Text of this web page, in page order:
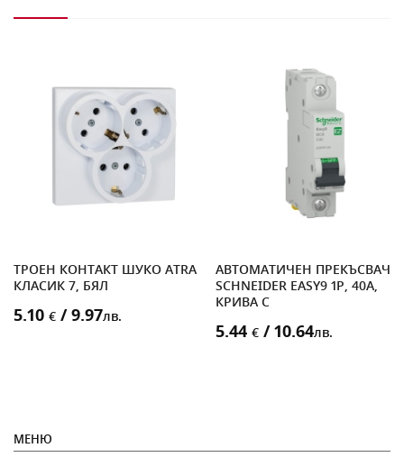
ТРОЕН КОНТАКТ ШУКО ATRA
КЛАСИК 7, БЯЛ
5.10 € / 9.97лв.
АВТОМАТИЧЕН ПРЕКЪСВАЧ
SCHNEIDER EASY9 1P, 40A,
КРИВА C
5.44 € / 10.64лв.
МЕНЮ